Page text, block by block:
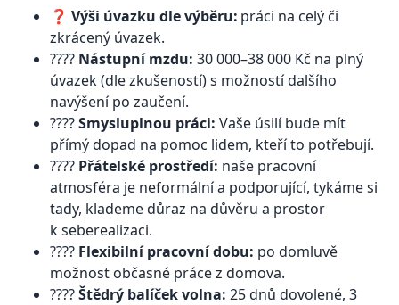
❓️ Výši úvazku dle výběru: práci na celý či
zkrácený úvazek.
???? Nástupní mzdu: 30 000–38 000 Kč na plný
úvazek (dle zkušeností) s možností dalšího
navýšení po zaučení.
????Smysluplnou práci: Vaše úsilí bude mít
přímý dopad na pomoc lidem, kteří to potřebují.
???? Přátelské prostředí: naše pracovní
atmosféra je neformální a podporující, tykáme si
tady, klademe důraz na důvěru a prostor
k seberealizaci.
???? Flexibilní pracovní dobu: po domluvě
možnost občasné práce z domova.
????Štědrý balíček volna: 25 dnů dovolené, 3